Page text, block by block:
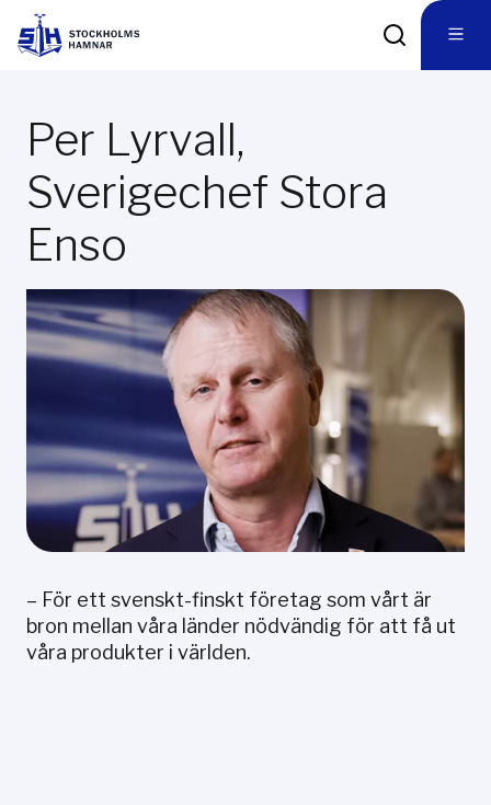
Per Lyrvall,
Sverigechef Stora
Enso
– För ett svenskt-finskt företag som vårt är
bron mellan våra länder nödvändig för att få ut
våra produkter i världen.